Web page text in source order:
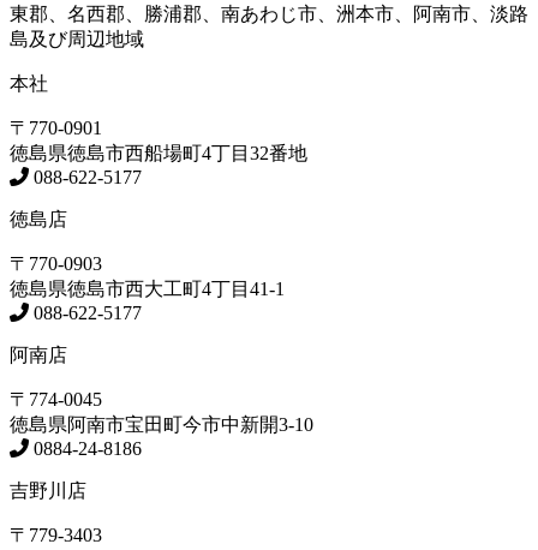
東郡、名西郡、勝浦郡、南あわじ市、洲本市、阿南市、淡路
島及び周辺地域
本社
〒770-0901
徳島県徳島市西船場町4丁目32番地
088-622-5177
徳島店
〒770-0903
徳島県徳島市西大工町4丁目41-1
088-622-5177
阿南店
〒774-0045
徳島県阿南市宝田町今市中新開3-10
0884-24-8186
吉野川店
〒779-3403